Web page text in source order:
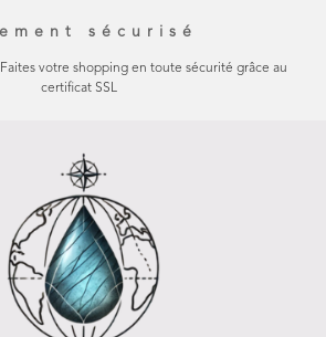
sécurisé
votre shopping en toute sécurité grâce au
certificat SSL